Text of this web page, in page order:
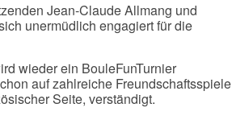
Jean-Claude Allmang und
unermüdlich engagiert für die
wieder ein BouleFunTurnier
auf zahlreiche Freundschaftsspiele
Seite, verständigt.